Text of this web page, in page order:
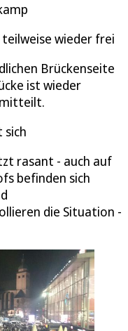
teilweise wieder frei
Brückenseite
ist wieder
sich
rasant - auch auf
befinden sich
die Situation -